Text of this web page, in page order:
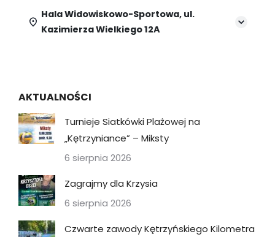
Hala Widowiskowo-Sportowa, ul.
Kazimierza Wielkiego 12A
AKTUALNOŚCI
Turnieje Siatkówki Plażowej na
„Kętrzyniance” – Miksty
6 sierpnia 2026
Zagrajmy dla Krzysia
6 sierpnia 2026
Czwarte zawody Kętrzyńskiego Kilometra